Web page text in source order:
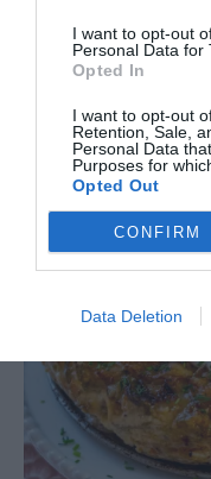
I want to opt-out
Personal Data for
Opted In
I want to opt-out
Retention, Sale,
Personal Data
Purposes for
Opted Out
CONFIRM
Data Deletion